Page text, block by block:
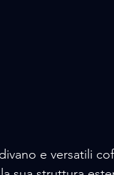
e versatili